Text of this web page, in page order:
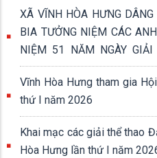
XÃ VĨNH HÒA HƯNG
BIA TƯỞNG NIỆM CÁC
NIỆM 51 NĂM NGÀY GIẢI
NHẤT ĐẤT NƯỚC (30/
Vĩnh Hòa Hưng tham gia
thứ I năm 2026
Khai mạc các giải thể thao Đại
Hòa Hưng lần thứ I năm